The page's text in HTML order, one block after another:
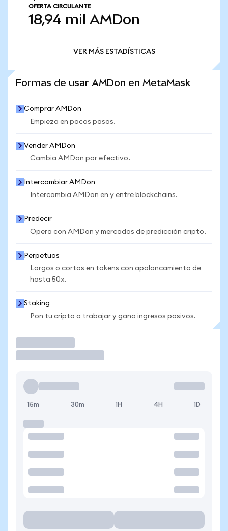
OFERTA CIRCULANTE
18,94 mil AMDon
VER MÁS ESTADÍSTICAS
Formas de usar AMDon en MetaMask
Comprar AMDon
Empieza en pocos pasos.
Vender AMDon
Cambia AMDon por efectivo.
Intercambiar AMDon
Intercambia AMDon en y entre blockchains.
Predecir
Opera con AMDon y mercados de predicción cripto.
Perpetuos
Largos o cortos en tokens con apalancamiento de
hasta 50x.
Staking
Pon tu cripto a trabajar y gana ingresos pasivos.
15m 30m 1H 4H 1D